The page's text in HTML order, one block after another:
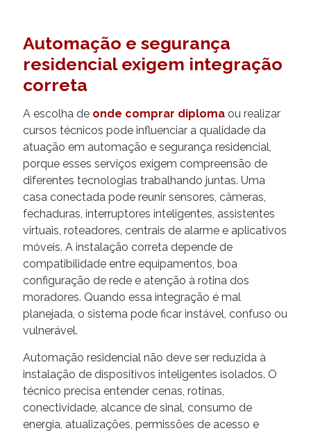
Automação e segurança
residencial exigem integração
correta
A escolha de onde comprar diploma ou realizar
cursos técnicos pode influenciar a qualidade da
atuação em automação e segurança residencial,
porque esses serviços exigem compreensão de
diferentes tecnologias trabalhando juntas. Uma
casa conectada pode reunir sensores, câmeras,
fechaduras, interruptores inteligentes, assistentes
virtuais, roteadores, centrais de alarme e aplicativos
móveis. A instalação correta depende de
compatibilidade entre equipamentos, boa
configuração de rede e atenção à rotina dos
moradores. Quando essa integração é mal
planejada, o sistema pode ficar instável, confuso ou
vulnerável.
Automação residencial não deve ser reduzida à
instalação de dispositivos inteligentes isolados. O
técnico precisa entender cenas, rotinas,
conectividade, alcance de sinal, consumo de
energia, atualizações, permissões de acesso e